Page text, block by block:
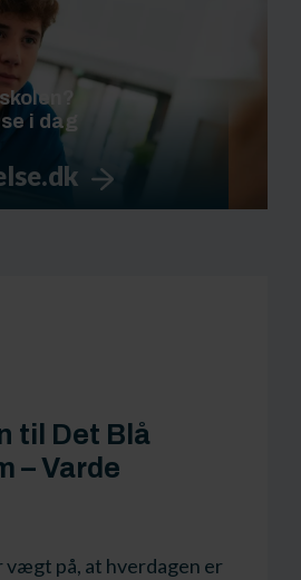
i dag
til Det Blå
– Varde
på, at hverdagen er